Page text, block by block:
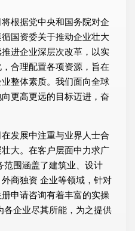
根据党中央和国务院对企
国资委关于推动企业壮大
进企业深层次改革，以实
合理配置各项资源，旨在
整体素质。我们面向全球
更高更远的目标迈进，奋
发展中注重与业界人士合
大。在客户层面中力求广
范围涵盖了建筑业、设计
商独资 企业等领域，针对
申请咨询有着丰富的实操
各企业尽其所能，为之提供